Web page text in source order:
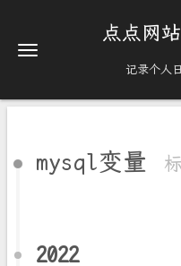
点点网
记录个人
mysql变量
2022